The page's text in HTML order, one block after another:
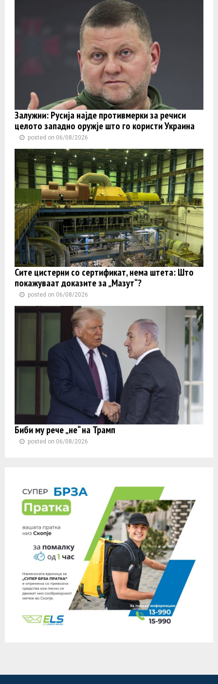
Залужни: Русија најде противмерки за речиси
целото западно оружје што го користи Украина
posted on 06/08/2026
Сите цистерни со сертификат, нема штета: Што
покажуваат доказите за „Мазут“?
posted on 06/08/2026
Биби му рече „не“ на Трамп
posted on 06/08/2026